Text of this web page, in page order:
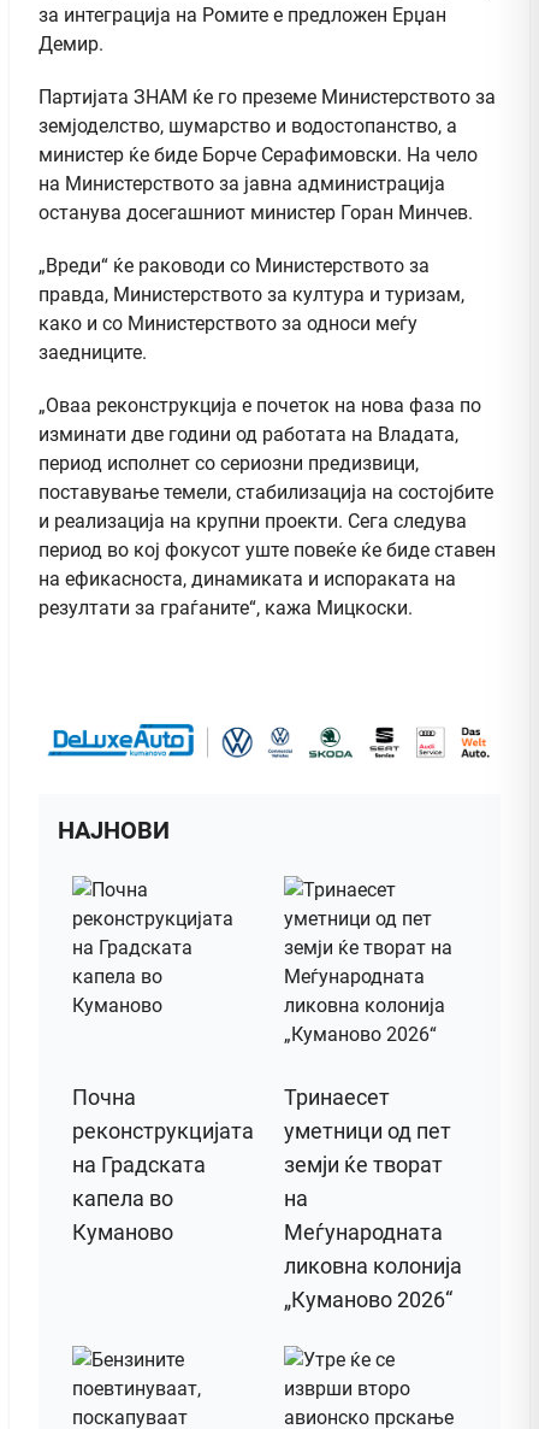
за интеграција на Ромите е предложен Ерџан
Демир.
Партијата ЗНАМ ќе го преземе Министерството за
земјоделство, шумарство и водостопанство, а
министер ќе биде Борче Серафимовски. На чело
на Министерството за јавна администрација
останува досегашниот министер Горан Минчев.
„Вреди“ ќе раководи со Министерството за
правда, Министерството за култура и туризам,
како и со Министерството за односи меѓу
заедниците.
„Оваа реконструкција е почеток на нова фаза по
изминати две години од работата на Владата,
период исполнет со сериозни предизвици,
поставување темели, стабилизација на состојбите
и реализација на крупни проекти. Сега следува
период во кој фокусот уште повеќе ќе биде ставен
на ефикасноста, динамиката и испораката на
резултати за граѓаните“, кажа Мицкоски.
НАЈНОВИ
Почна
реконструкцијата
на Градската
капела во
Куманово
Тринаесет
уметници од пет
земји ќе творат
на
Меѓународната
ликовна колонија
„Куманово 2026“